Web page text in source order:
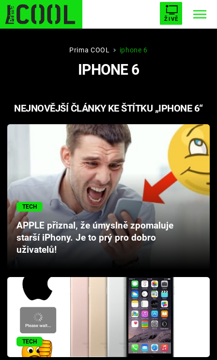
ŽIVĚ
STARHOUSE BUFFY, PŘEMOŽITELKA UPÍRŮ
PLNEJ KOTEL AVENGERS 5
Seriály
Hry
Cool Esport
Pořady
TV Program
Sledujte prima+
Přihlášení
Prima COOL iphone 6
IPHONE 6
NEJNOVĚJŠÍ ČLÁNKY KE ŠTÍTKU „IPHONE 6“
TECH
APPLE přiznal, že úmyslně zpomaluje
starší iPhony. Je to prý pro dobro
uživatelů!
TECH